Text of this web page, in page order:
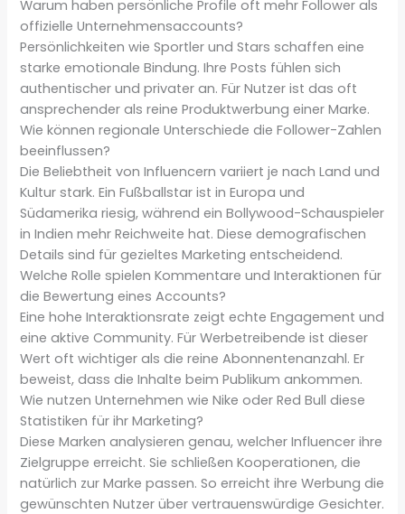
Warum haben persönliche Profile oft mehr Follower als
offizielle Unternehmensaccounts?
Persönlichkeiten wie Sportler und Stars schaffen eine
starke emotionale Bindung. Ihre Posts fühlen sich
authentischer und privater an. Für Nutzer ist das oft
ansprechender als reine Produktwerbung einer Marke.
Wie können regionale Unterschiede die Follower-Zahlen
beeinflussen?
Die Beliebtheit von Influencern variiert je nach Land und
Kultur stark. Ein Fußballstar ist in Europa und
Südamerika riesig, während ein Bollywood-Schauspieler
in Indien mehr Reichweite hat. Diese demografischen
Details sind für gezieltes Marketing entscheidend.
Welche Rolle spielen Kommentare und Interaktionen für
die Bewertung eines Accounts?
Eine hohe Interaktionsrate zeigt echte Engagement und
eine aktive Community. Für Werbetreibende ist dieser
Wert oft wichtiger als die reine Abonnentenanzahl. Er
beweist, dass die Inhalte beim Publikum ankommen.
Wie nutzen Unternehmen wie Nike oder Red Bull diese
Statistiken für ihr Marketing?
Diese Marken analysieren genau, welcher Influencer ihre
Zielgruppe erreicht. Sie schließen Kooperationen, die
natürlich zur Marke passen. So erreicht ihre Werbung die
gewünschten Nutzer über vertrauenswürdige Gesichter.